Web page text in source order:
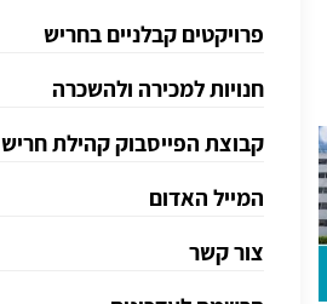
פרויקטים קבלניים בחריש
חנויות למכירה ולהשכרה
קבוצת הפייסבוק קהילת חריש
המייל האדום
צור קשר